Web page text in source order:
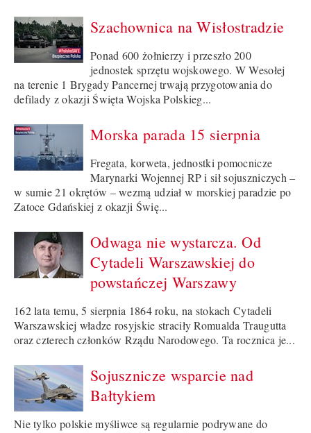
Szachownica na Wisłostradzie
Ponad 600 żołnierzy i przeszło 200
jednostek sprzętu wojskowego. W Wesołej
na terenie 1 Brygady Pancernej trwają przygotowania do
defilady z okazji Święta Wojska Polskieg...
Morska parada 15 sierpnia
Fregata, korweta, jednostki pomocnicze
Marynarki Wojennej RP i sił sojuszniczych –
w sumie 21 okrętów – wezmą udział w morskiej paradzie po
Zatoce Gdańskiej z okazji Świę...
Odwaga nie wystarcza. Od
Cytadeli Warszawskiej do
powstańczej Warszawy
162 lata temu, 5 sierpnia 1864 roku, na stokach Cytadeli
Warszawskiej władze rosyjskie straciły Romualda Traugutta
oraz czterech członków Rządu Narodowego. Ta rocznica je...
Sojusznicze wsparcie nad
Bałtykiem
Nie tylko polskie myśliwce są regularnie podrywane do